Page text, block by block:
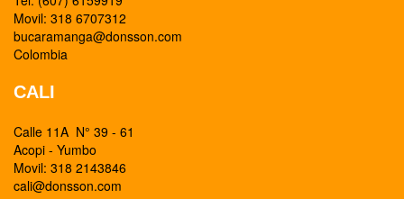
Movil: 318 6707312
bucaramanga@donsson.com
Colombia
CALI
Calle 11A N° 39 - 61
Acopi - Yumbo
Movil: 318 2143846
cali@donsson.com